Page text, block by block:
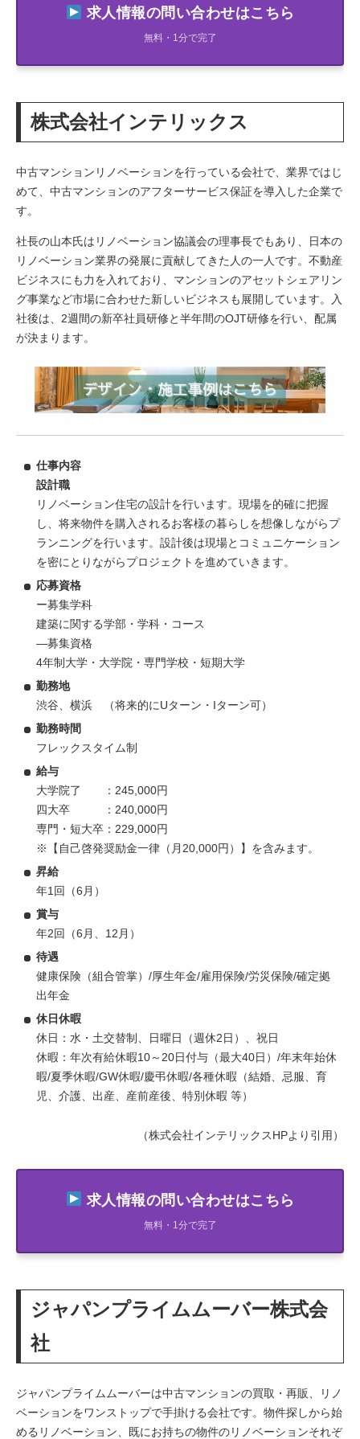
求人情報の問い合わせはこちら
無料・1分で完了
株式会社インテリックス
中古マンションリノベーションを行っている会社で、業界ではじ
めて、中古マンションのアフターサービス保証を導入した企業で
す。
社長の山本氏はリノベーション協議会の理事長でもあり、日本の
リノベーション業界の発展に貢献してきた人の一人です。不動産
ビジネスにも力を入れており、マンションのアセットシェアリン
グ事業など市場に合わせた新しいビジネスも展開しています。入
社後は、2週間の新卒社員研修と半年間のOJT研修を行い、配属
が決まります。
仕事内容
設計職
リノベーション住宅の設計を行います。現場を的確に把握
し、将来物件を購入されるお客様の暮らしを想像しながらプ
ランニングを行います。設計後は現場とコミュニケーション
を密にとりながらプロジェクトを進めていきます。
応募資格
ー募集学科
建築に関する学部・学科・コース
―募集資格
4年制大学・大学院・専門学校・短期大学
勤務地
渋谷、横浜 （将来的にUターン・Iターン可）
勤務時間
フレックスタイム制
給与
大学院了 ：245,000円
四大卒 ：240,000円
専門・短大卒：229,000円
※【自己啓発奨励金一律（月20,000円）】を含みます。
昇給
年1回（6月）
賞与
年2回（6月、12月）
待遇
健康保険（組合管掌）/厚生年金/雇用保険/労災保険/確定拠
出年金
休日休暇
休日：水・土交替制、日曜日（週休2日）、祝日
休暇：年次有給休暇10～20日付与（最大40日）/年末年始休
暇/夏季休暇/GW休暇/慶弔休暇/各種休暇（結婚、忌服、育
児、介護、出産、産前産後、特別休暇 等）
（株式会社インテリックスHPより引用）
求人情報の問い合わせはこちら
無料・1分で完了
ジャパンプライムムーバー株式会
社
ジャパンプライムムーバーは中古マンションの買取・再販、リノ
ベーションをワンストップで手掛ける会社です。物件探しから始
めるリノベーション、既にお持ちの物件のリノベーションそれぞ